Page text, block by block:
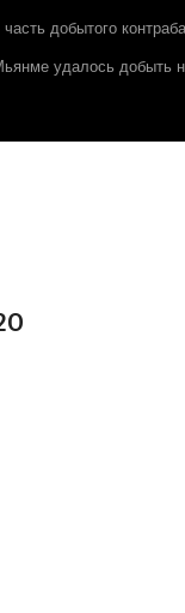
добытого
удалось добыть